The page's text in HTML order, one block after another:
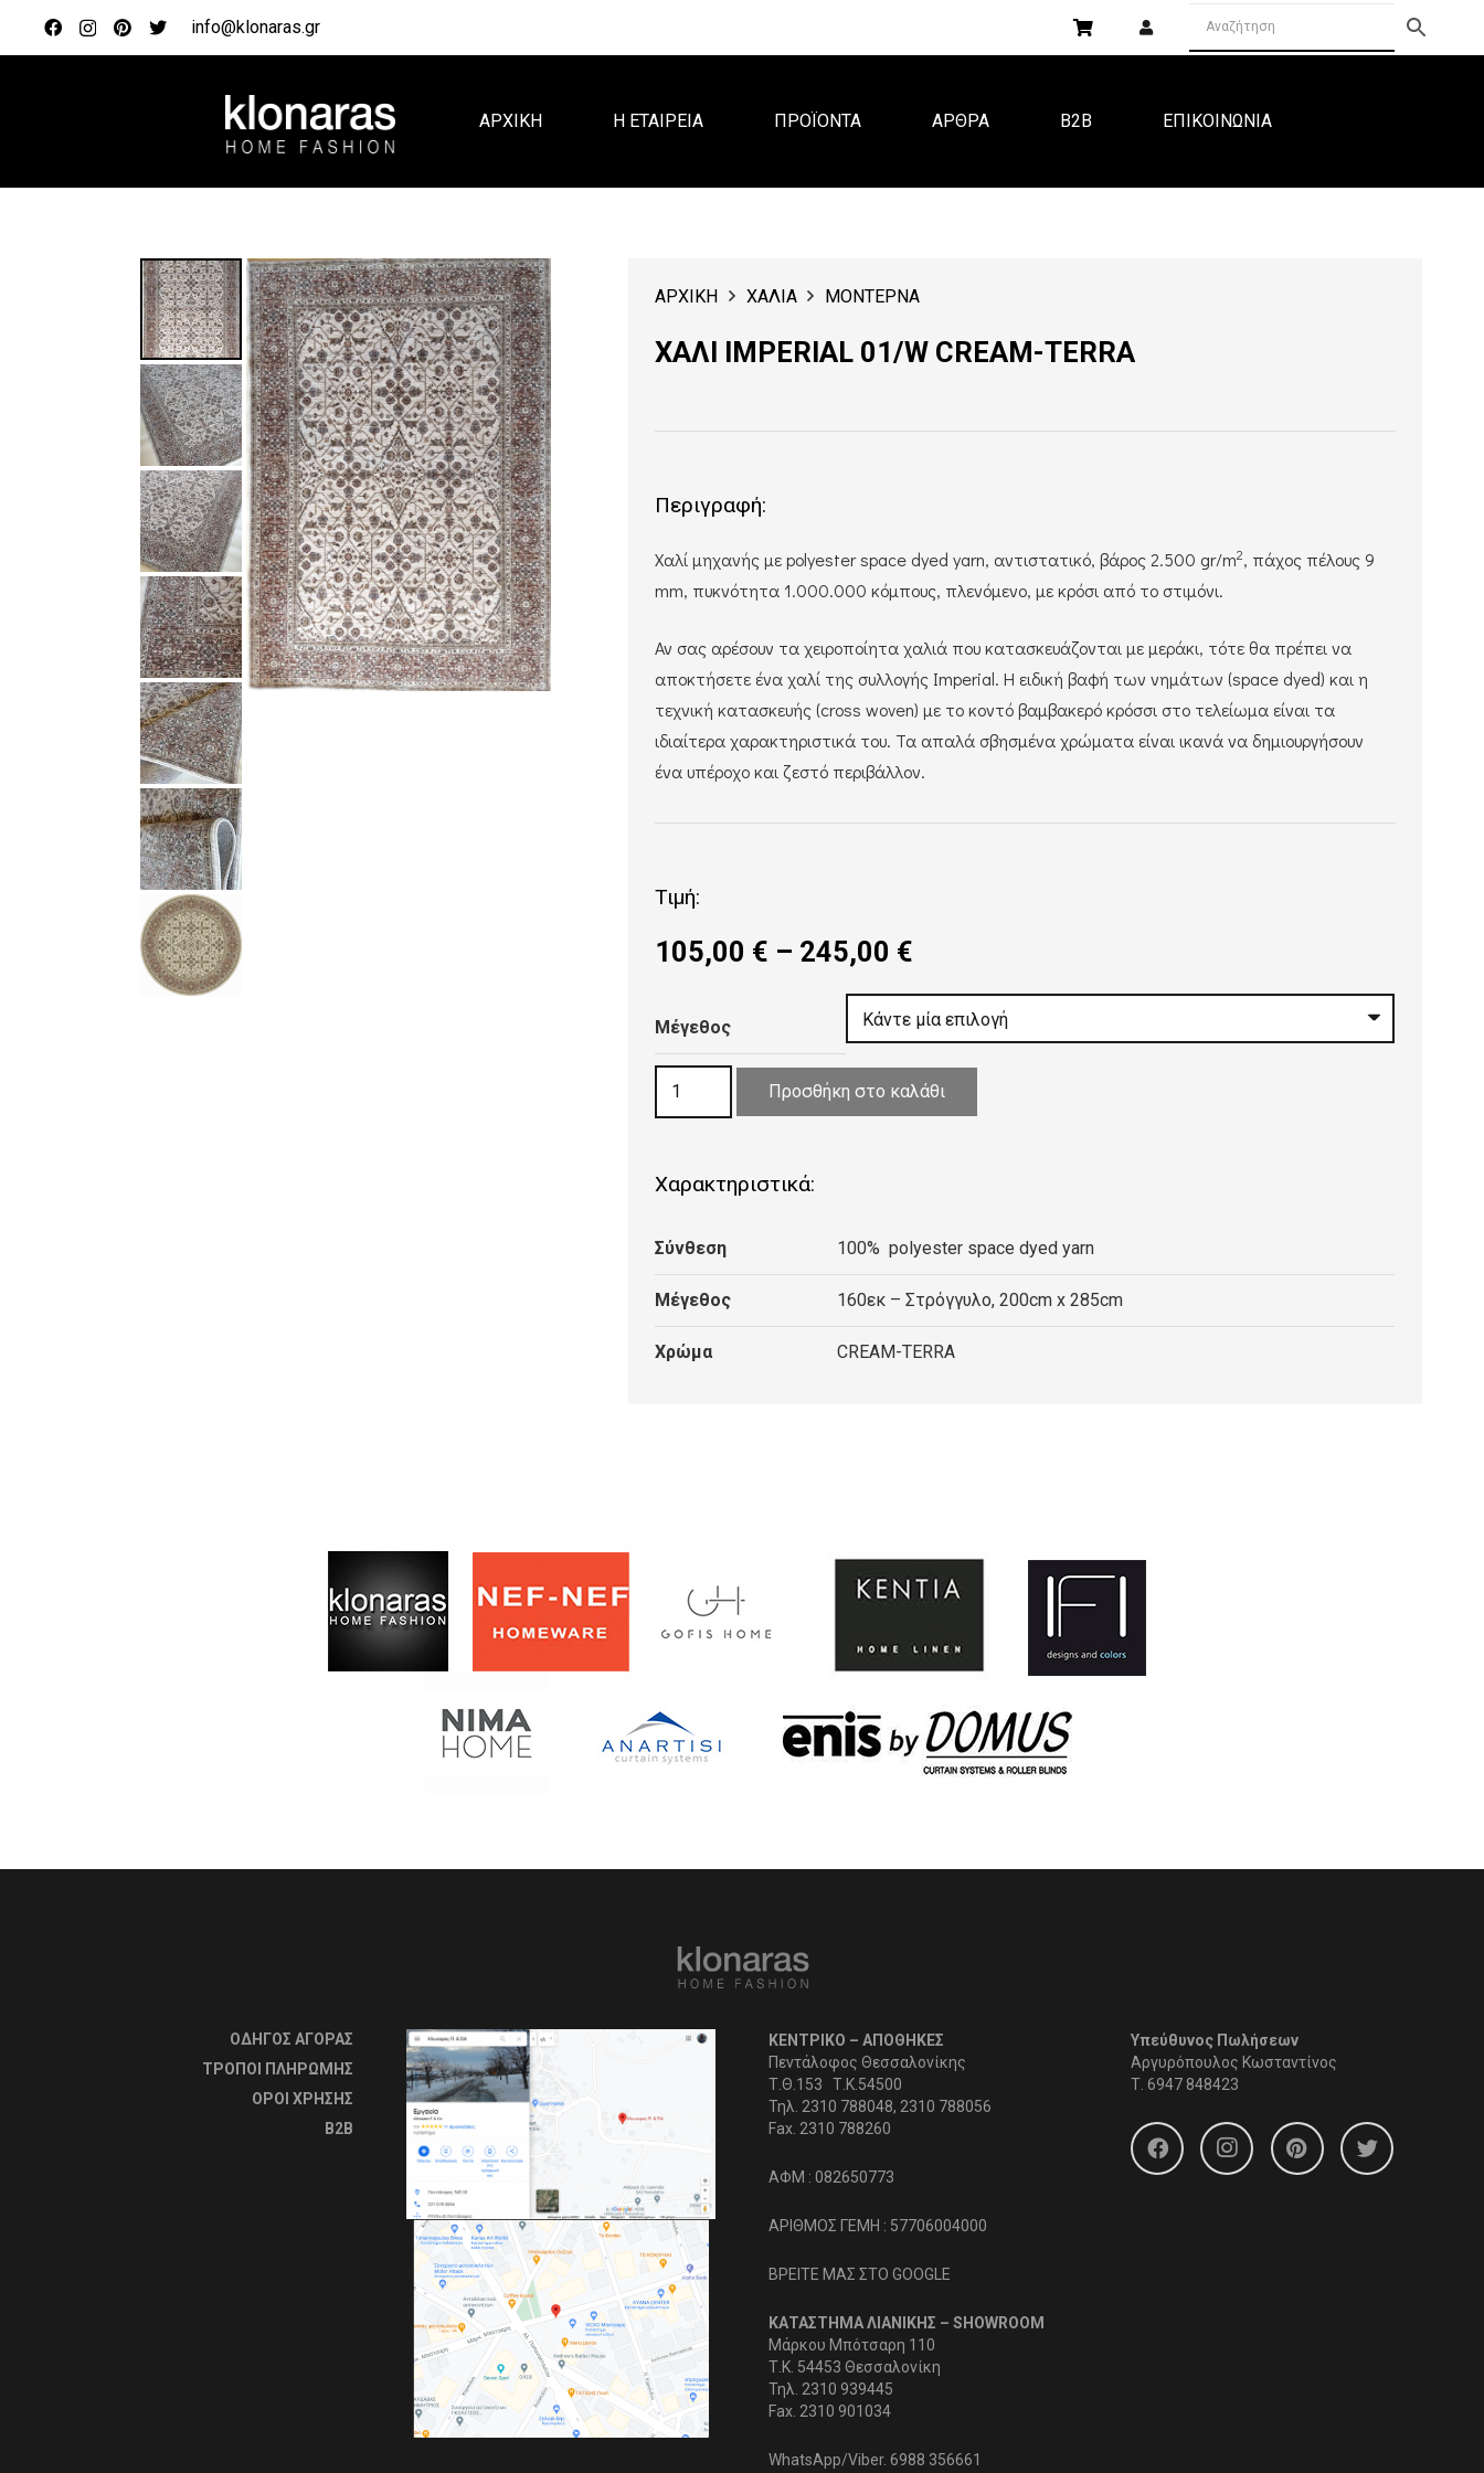
info@klonaras.gr
ΑΡΧΙΚΗ Η ΕΤΑΙΡΕΙΑ ΠΡΟΪΟΝΤΑ ΑΡΘΡΑ B2B ΕΠΙΚΟΙΝΩΝΙΑ
ΑΡΧΙΚΗ ΧΑΛΙΑ ΜΟΝΤΕΡΝΑ
ΧΑΛΙ IMPERIAL 01/W CREAM-TERRA
Περιγραφή:
Χαλί μηχανής με polyester space dyed yarn, αντιστατικό, βάρος 2.500 gr/m2, πάχος πέλους 9
mm, πυκνότητα 1.000.000 κόμπους, πλενόμενο, με κρόσι από το στιμόνι.
Αν σας αρέσουν τα χειροποίητα χαλιά που κατασκευάζονται με μεράκι, τότε θα πρέπει να
αποκτήσετε ένα χαλί της συλλογής Imperial. Η ειδική βαφή των νημάτων (space dyed) και η
τεχνική κατασκευής (cross woven) με το κοντό βαμβακερό κρόσσι στο τελείωμα είναι τα
ιδιαίτερα χαρακτηριστικά του. Τα απαλά σβησμένα χρώματα είναι ικανά να δημιουργήσουν
ένα υπέροχο και ζεστό περιβάλλον.
Τιμή:
105,00 € – 245,00 €
105,00 €
through
245,00 €
Μέγεθος
TERRA
Προσθήκη στο καλάθι
Χαρακτηριστικά:
Σύνθεση 100% polyester space dyed yarn
Μέγεθος 160εκ – Στρόγγυλο, 200cm x 285cm
Χρώμα CREAM-TERRA
ΟΔΗΓΟΣ ΑΓΟΡΑΣ
ΤΡΟΠΟΙ ΠΛΗΡΩΜΗΣ
OΡΟΙ ΧΡΗΣΗΣ
B2B
ΚΕΝΤΡΙΚΟ – ΑΠΟΘΗΚΕΣ
Πεντάλοφος Θεσσαλονίκης
Τ.Θ.153 Τ.Κ.54500
Τηλ. 2310 788048, 2310 788056
Fax. 2310 788260
ΑΦΜ : 082650773
ΑΡΙΘΜΟΣ ΓΕΜΗ : 57706004000
ΒΡΕΙΤΕ ΜΑΣ ΣΤΟ GOOGLE
ΚΑΤΑΣΤΗΜΑ ΛΙΑΝΙΚΗΣ – SHOWROOM
Μάρκου Μπότσαρη 110
Τ.Κ. 54453 Θεσσαλονίκη
Τηλ. 2310 939445
Fax. 2310 901034
WhatsApp/Viber. 6988 356661
Υπεύθυνος Πωλήσεων
Αργυρόπουλος Κωσταντίνος
Τ. 6947 848423